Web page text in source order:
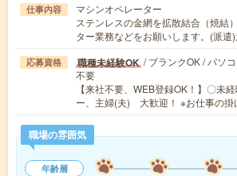
仕事内容
マシンオペレーター
ステンレスの金網を拡散結合（焼結
ター業務などをお願いします。(派
応募資格 職種未経験OK / ブランクOK / パソ
不要
【来社不要、WEB登録OK！】〇未
ー、主婦(夫) 大歓迎！ ※お仕事の
職場の雰囲気
年齢層